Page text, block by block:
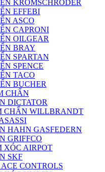
KROMSCHRODER
EFFEBI
ASCO
CAPRONI
OILGEAR
BRAY
SPARTAN
SPENCE
TACO
BUCHER
CHẤN
DICTATOR
CHẤN WILLBRANDT
HAHN GASFEDERN
GRIFFCO
XÓC AIRPOT
SKF
CONTROLS